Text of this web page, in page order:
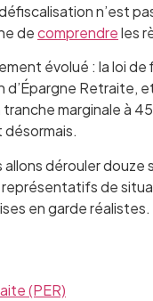
n’est
decomprendreles
évolué : la loi
Retraite,
marginale à
allons dérouler
de
en garde réalistes.
(PER)